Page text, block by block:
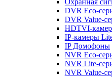
Охранная
DVR Eco-
DVR Value-
HDTVI-
IP-камеры
IP Домофоны
NVR Eco-
NVR Lite-
NVR Value-